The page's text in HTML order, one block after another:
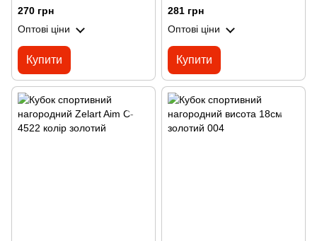
270 грн
Оптові ціни
Купити
281 грн
Оптові ціни
Купити